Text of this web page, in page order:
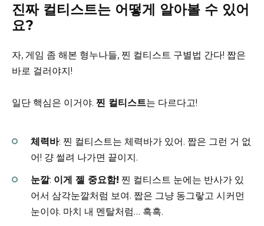
진짜 컬티스트는 어떻게 알아볼 수 있어
요?
자, 게임 좀 해본 형누나들, 찐 컬티스트 구별법 간다! 짭은
바로 걸러야지!
일단 핵심은 이거야. 찐 컬티스트는 다르다고!
체력바: 찐 컬티스트는 체력바가 있어. 짭은 그런 거 없
어! 걍 썰려 나가면 끝이지.
눈깔: 이게 젤 중요함! 찐 컬티스트 눈에는 반사가 있
어서 삼각눈깔처럼 보여. 짭은 그냥 동그랗고 시커먼
눈이야. 마치 내 멘탈처럼… 흑흑.